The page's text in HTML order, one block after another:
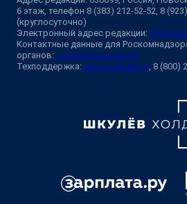
6 этаж, телефон 8 (383) 212-52-52, 8
(круглосуточно)
Электронный адрес редакции:
Контактные данные для
органов: juristnsk@shkulev.ru
Техподдержка: help@shkulev.ru , 8 (800)